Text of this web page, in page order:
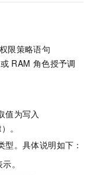
权限策略语句
RAM 角色授予调
值为写入
。
。具体说明如下：
。